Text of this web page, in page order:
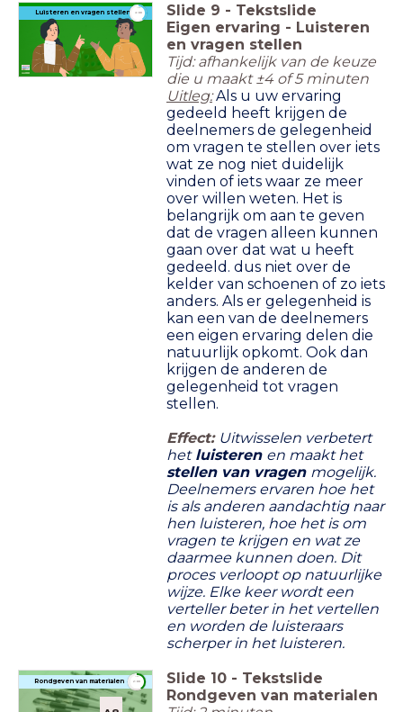
Luisteren en vragen stellen Slide 9 - Tekstslide
Eigen ervaring - Luisteren
en vragen stellen
Tijd: afhankelijk van de keuze
die u maakt ±4 of 5 minuten
Uitleg: Als u uw ervaring
gedeeld heeft krijgen de
deelnemers de gelegenheid
om vragen te stellen over iets
wat ze nog niet duidelijk
vinden of iets waar ze meer
over willen weten. Het is
belangrijk om aan te geven
dat de vragen alleen kunnen
gaan over dat wat u heeft
gedeeld. dus niet over de
kelder van schoenen of zo iets
anders. Als er gelegenheid is
kan een van de deelnemers
een eigen ervaring delen die
natuurlijk opkomt. Ook dan
krijgen de anderen de
gelegenheid tot vragen
stellen.
Effect: Uitwisselen verbetert
hetluisteren en maakt het
stellen van vragen mogelijk.
Deelnemers ervaren hoe het
is als anderen aandachtig naar
hen luisteren, hoe het is om
vragen te krijgen en wat ze
daarmee kunnen doen. Dit
proces verloopt op natuurlijke
wijze. Elke keer wordt een
verteller beter in het vertellen
en worden de luisteraars
scherper in het luisteren.
Rondgeven van materialen 2:00 Slide 10 - Tekstslide
Rondgeven van materialen